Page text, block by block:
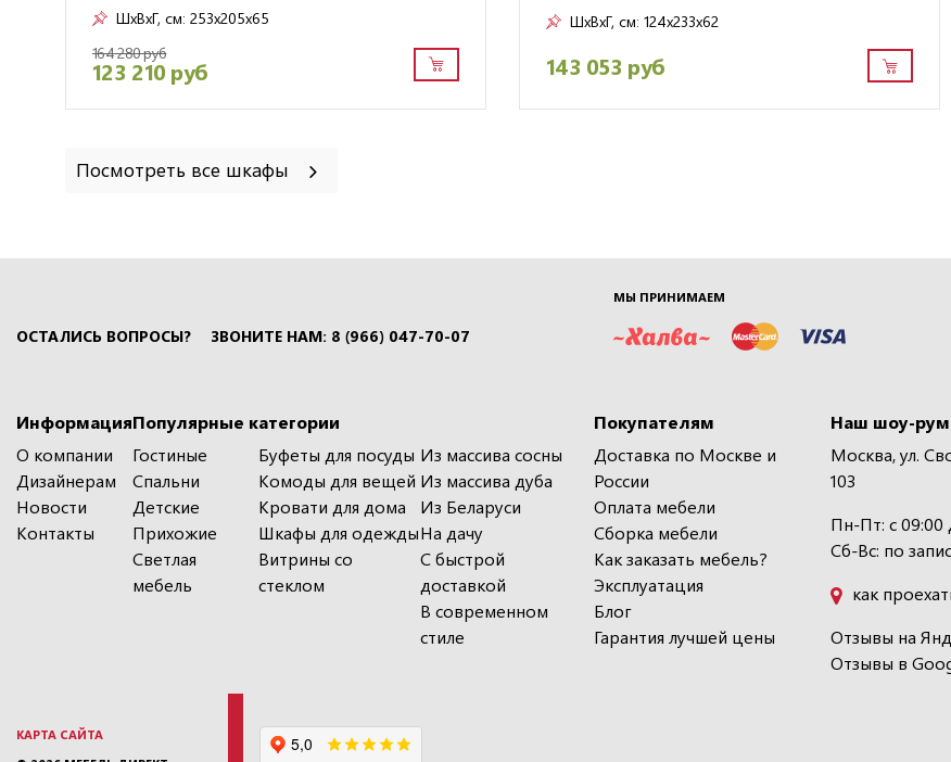
ШxВxГ, см: 253x205x65
164 280 руб
123 210 руб
ШxВxГ, см: 124x233x62
143 053 руб
Посмотреть все шкафы
ОСТАЛИСЬ ВОПРОСЫ? ЗВОНИТЕ НАМ: 8 (966) 047-70-07
МЫ ПРИНИМАЕМ
Информация
О компании
Дизайнерам
Новости
Контакты
Популярные категории
Гостиные
Спальни
Детские
Прихожие
Светлая
мебель
Буфеты для посуды
Комоды для вещей
Кровати для дома
Шкафы для одежды
Витрины со
стеклом
Из массива сосны
Из массива дуба
Из Беларуси
На дачу
С быстрой
доставкой
В современном
стиле
Покупателям
Доставка по Москве и
России
Оплата мебели
Сборка мебели
Как заказать мебель?
Эксплуатация
Блог
Гарантия лучшей цены
Наш шоу-рум
Москва, ул.
103
Пн-Пт: с 09:00
Сб-Вс: по
как
Отзывы на
Отзывы в
КАРТА САЙТА